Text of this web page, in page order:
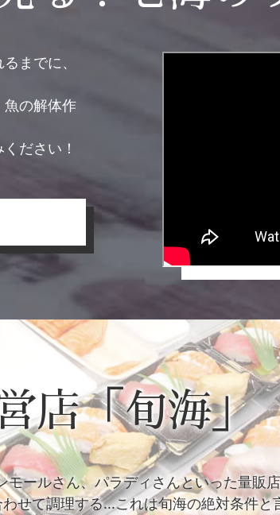
までに、
魚の解体作
ださい！
店「旬海」
ールさん、パラディさんといった量販
せて調理する…これは旬海の絶対条件と